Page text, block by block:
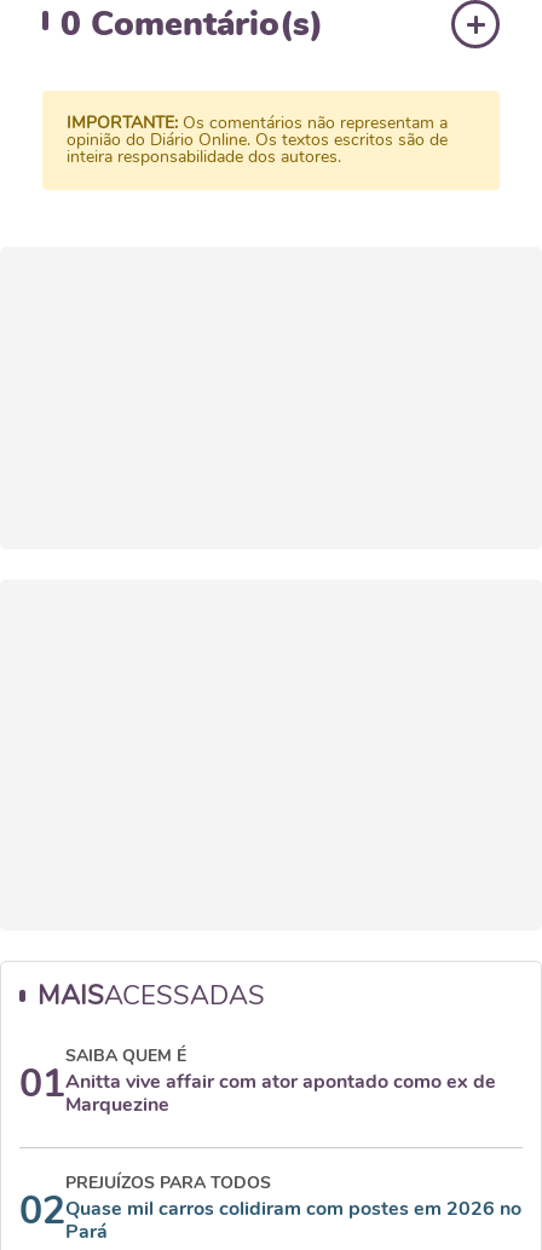
0 Comentário(s)
IMPORTANTE: Os comentários não representam a
opinião do Diário Online. Os textos escritos são de
inteira responsabilidade dos autores.
MAISACESSADAS
01
SAIBA QUEM É
Anitta vive affair com ator apontado como ex de
Marquezine
02
PREJUÍZOS PARA TODOS
Quase mil carros colidiram com postes em 2026 no
Pará